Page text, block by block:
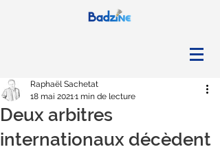
Deux arbitres
internationaux décèdent
Raphaël Sachetat
18 mai 20211 min de lecture